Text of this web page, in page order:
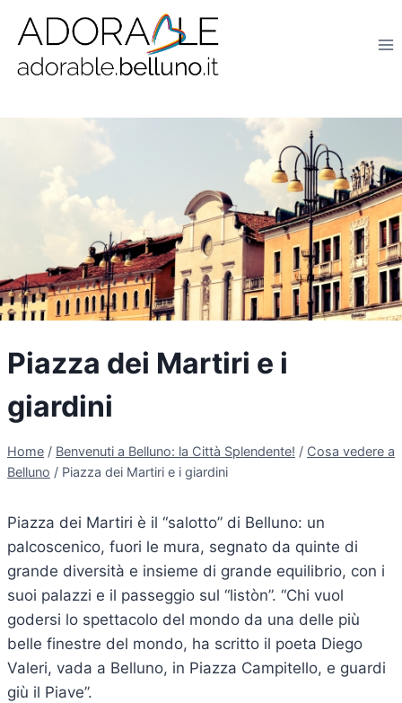
contenuto
Piazza dei Martiri e i
giardini
Home / Benvenuti a Belluno: la Città Splendente! / Cosa vedere a
Belluno / Piazza dei Martiri e i giardini
Piazza dei Martiri è il “salotto” di Belluno: un
palcoscenico, fuori le mura, segnato da quinte di
grande diversità e insieme di grande equilibrio, con i
suoi palazzi e il passeggio sul “listòn”. “Chi vuol
godersi lo spettacolo del mondo da una delle più
belle finestre del mondo, ha scritto il poeta Diego
Valeri, vada a Belluno, in Piazza Campitello, e guardi
giù il Piave”.